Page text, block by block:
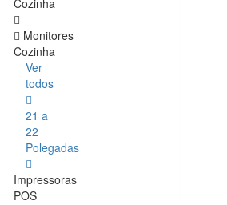
Cozinha
Monitores
Cozinha
Ver
todos
21 a
22
Polegadas
Impressoras
POS